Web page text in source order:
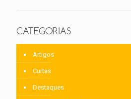
CATEGORIAS
Artigos
Curtas
Destaques